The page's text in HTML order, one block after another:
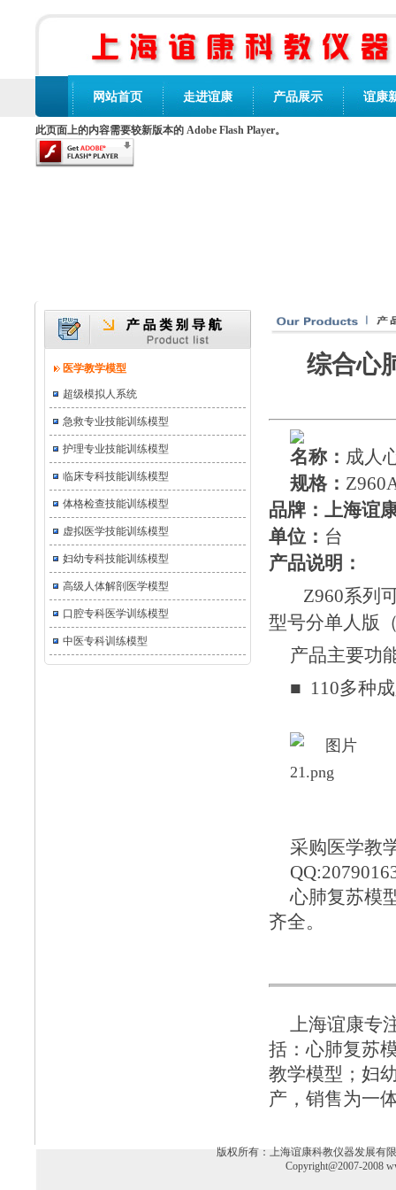
网站首页 走进谊康 产品展示 谊康
此页面上的内容需要较新版本的 Adobe Flash Player。
医学教学模型
超级模拟人系统
急救专业技能训练模型
护理专业技能训练模型
临床专科技能训练模型
体格检查技能训练模型
虚拟医学技能训练模型
妇幼专科技能训练模型
高级人体解剖医学模型
口腔专科医学训练模型
中医专科训练模型
综合心
名称： 成人
规格： Z960
品牌：上海谊
单位： 台
产品说明：
Z960系列
型号分单人版
产品主要功
■ 110多种
采购医学教
心肺复苏模
齐全。
上海谊康专
括：心肺复苏
教学模型 ； 妇
产，销售为一
版权所有：上海谊康科教仪器发展有限
Copyright@2007-2008